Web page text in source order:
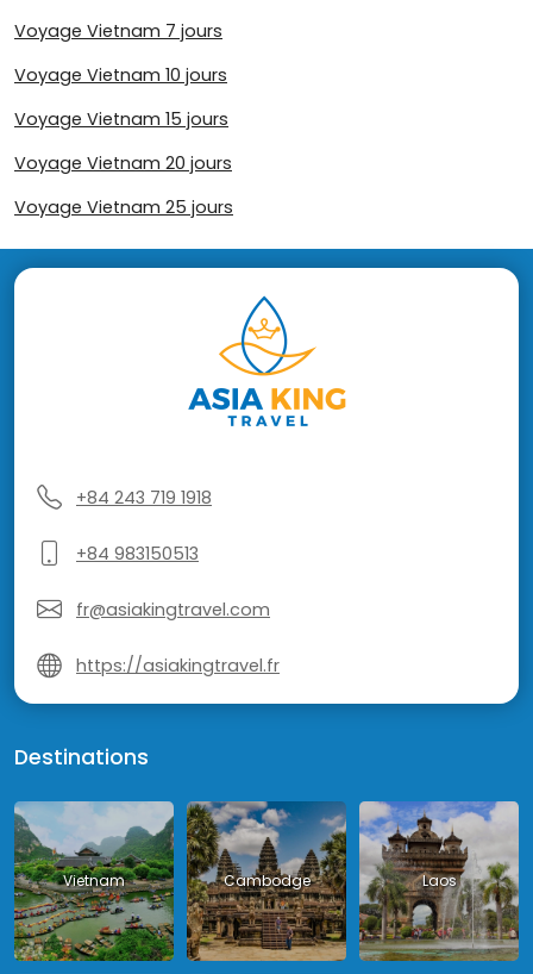
Voyage Vietnam 7 jours
Voyage Vietnam 10 jours
Voyage Vietnam 15 jours
Voyage Vietnam 20 jours
Voyage Vietnam 25 jours
+84 243 719 1918
+84 983150513
fr@asiakingtravel.com
https://asiakingtravel.fr
Destinations
Vietnam Cambodge Laos